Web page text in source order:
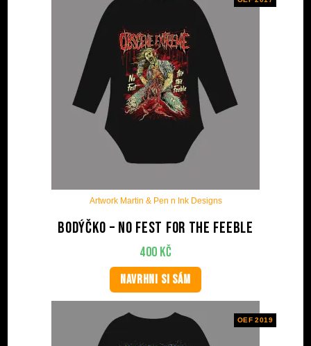
Artwork Martin & Pen n Ink Designs
Bodýčko – No Fest For The Feeble
400 Kč
NAVRHNI SI SÁM
OEF 2019